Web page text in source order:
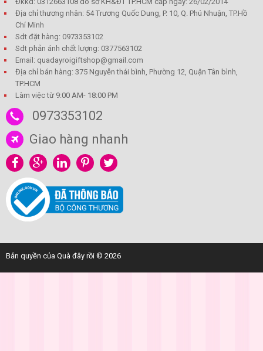
Địa chỉ thương nhân: 54 Trương Quốc Dung, P. 10, Q. Phú Nhuận, TP.Hồ
Chí Minh
Sdt đặt hàng: 0973353102
Sdt phản ánh chất lượng: 0377563102
Email: quadayroigiftshop@gmail.com
Địa chỉ bán hàng: 375 Nguyễn thái bình, Phường 12, Quận Tân bình,
TP.HCM
Làm việc từ 9:00 AM- 18:00 PM
0973353102
Giao hàng nhanh
Bản quyền của Quà đây rồi © 2026